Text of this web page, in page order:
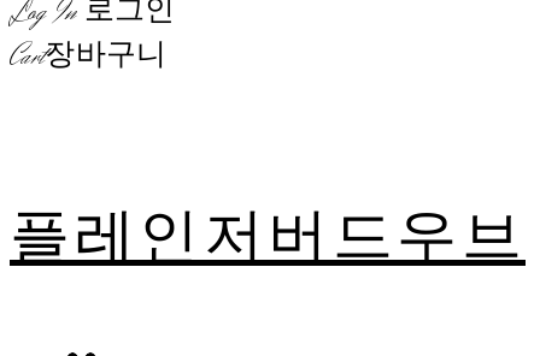
Log In 로그인
Cart장바구니
플레인저버드우브